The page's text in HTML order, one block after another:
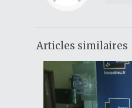
Articles similaires